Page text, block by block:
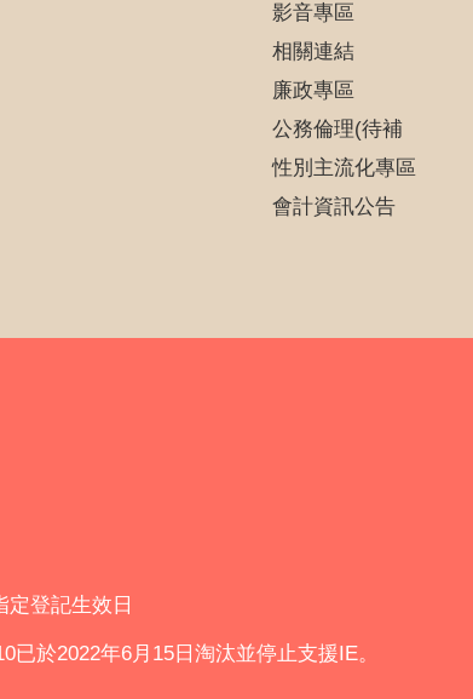
影音專區
相關連結
廉政專區
公務倫理(待補
性別主流化專區
會計資訊公告
登記生效日
於2022年6月15日淘汰並停止支援IE。